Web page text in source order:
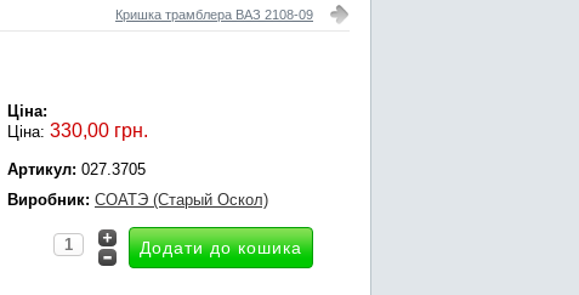
Кришка трамблера ВАЗ 2108-09
Ціна:
Ціна: 330,00 грн.
Артикул: 027.3705
Виробник: СОАТЭ (Старый Оскол)